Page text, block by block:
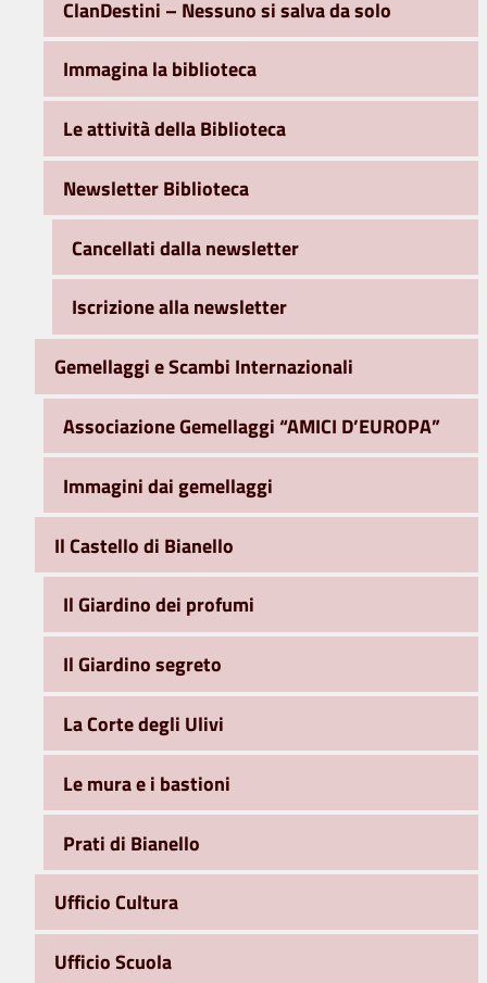
ClanDestini – Nessuno si salva da solo
Immagina la biblioteca
Le attività della Biblioteca
Newsletter Biblioteca
Cancellati dalla newsletter
Iscrizione alla newsletter
Gemellaggi e Scambi Internazionali
Associazione Gemellaggi “AMICI D’EUROPA”
Immagini dai gemellaggi
Il Castello di Bianello
Il Giardino dei profumi
Il Giardino segreto
La Corte degli Ulivi
Le mura e i bastioni
Prati di Bianello
Ufficio Cultura
Ufficio Scuola